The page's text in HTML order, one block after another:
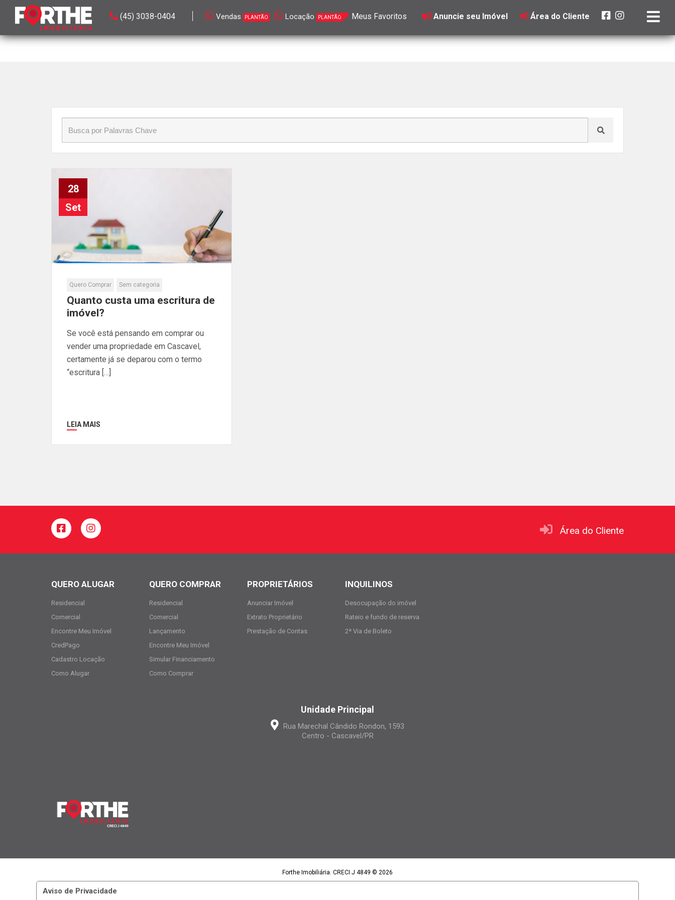
(45) 3038-0404 Vendas PLANTÃO Locação PLANTÃO Meus Favoritos Anuncie seu Imóvel Área do Cliente
Início »Blog» o que é escritura de imóvel
Aviso de Privacidade
28
Set
Quero Comprar Sem categoria
Quanto custa uma escritura de
imóvel?
Se você está pensando em comprar ou
vender uma propriedade em Cascavel,
certamente já se deparou com o termo
“escritura […]
LEIA MAIS
Área do Cliente
QUERO ALUGAR
Residencial
Comercial
Encontre Meu Imóvel
CredPago
Cadastro Locação
Como Alugar
QUERO COMPRAR
Residencial
Comercial
Lançamento
Encontre Meu Imóvel
Simular Financiamento
Como Comprar
PROPRIETÁRIOS
Anunciar Imóvel
Extrato Proprietário
Prestação de Contas
INQUILINOS
Desocupação do imóvel
Rateio e fundo de reserva
2ª Via de Boleto
Unidade Principal
Rua Marechal Cândido Rondon, 1593
Centro - Cascavel/PR
Forthe Imobiliária. CRECI J 4849 © 2026
Forthe Imobiliária LTDA | CNPJ 15.395.886/0001-97